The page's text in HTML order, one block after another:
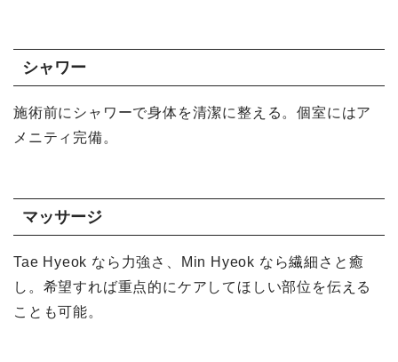
シャワー
施術前にシャワーで身体を清潔に整える。個室にはア
メニティ完備。
マッサージ
Tae Hyeok なら力強さ、Min Hyeok なら繊細さと癒
し。希望すれば重点的にケアしてほしい部位を伝える
ことも可能。